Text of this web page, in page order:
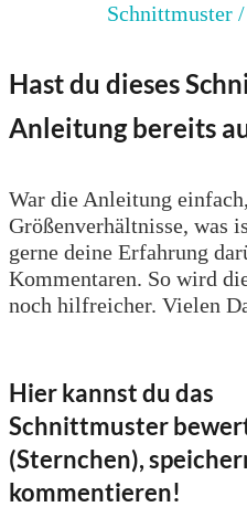
Schnittmuster
Hast du dieses
Anleitung bereits
War die Anleitung
Größenverhältnisse, was
gerne deine Erfahrung
Kommentaren. So wird
noch hilfreicher. Vielen
Hier kannst du das
Schnittmuster
(Sternchen),
kommentieren!